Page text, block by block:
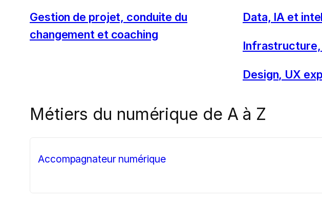
Gestion de projet, conduite du
changement et coaching
Data, IA et
Design, UX
Métiers du numérique de A à Z
Accompagnateur numérique